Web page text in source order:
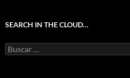
SEARCH IN THE CLOUD…
Buscar: